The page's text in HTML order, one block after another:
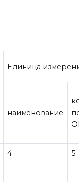
Единица
наименование
4 5